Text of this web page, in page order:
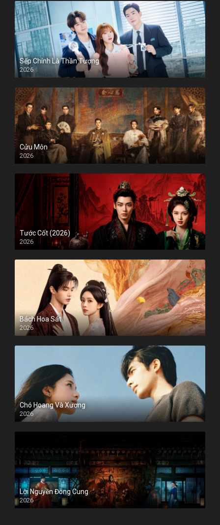
Sếp Chính Là Thần Tượng
2026
Cửu Môn
2026
Tước Cốt (2026)
2026
Bách Hoa Sát
2026
Chó Hoang Và Xương
2026
Lời Nguyền Đông Cung
2026